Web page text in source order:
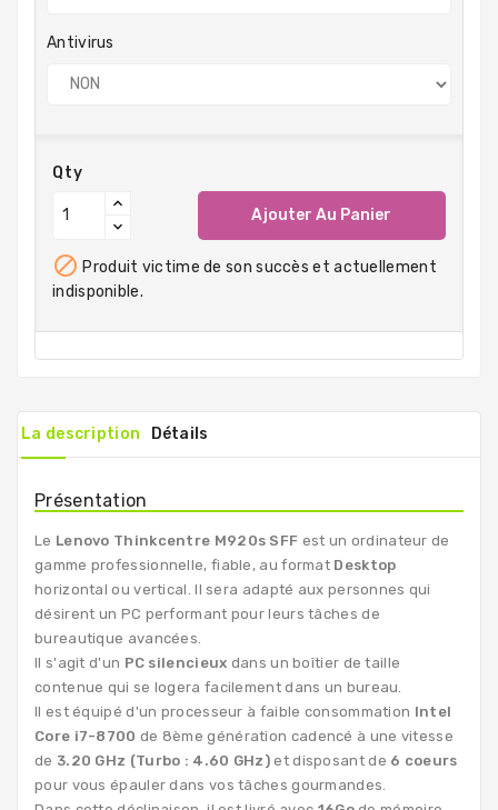
Antivirus
Qty
Ajouter Au Panier
 Produit victime de son succès et actuellement
indisponible.
La description Détails
Présentation
Le Lenovo Thinkcentre M920s SFF est un ordinateur de
gamme professionnelle, fiable, au format Desktop
horizontal ou vertical. Il sera adapté aux personnes qui
désirent un PC performant pour leurs tâches de
bureautique avancées.
Il s'agit d'un PC silencieux dans un boîtier de taille
contenue qui se logera facilement dans un bureau.
Il est équipé d'un processeur à faible consommation Intel
Core i7-8700 de 8ème génération cadencé à une vitesse
de 3.20 GHz (Turbo : 4.60 GHz) et disposant de 6 coeurs
pour vous épauler dans vos tâches gourmandes.